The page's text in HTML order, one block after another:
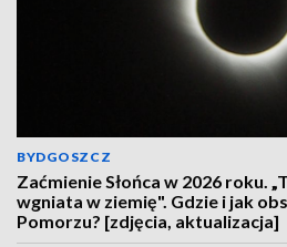
BYDGOSZCZ
Zaćmienie Słońca w 2026 roku.
wgniata w ziemię". Gdzie i jak
Pomorzu? [zdjęcia, aktualizacja]